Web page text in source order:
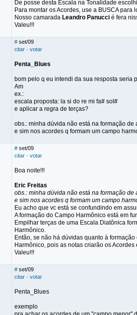
De posse desta Escala na Tonalidade
Para montar os Acordes, use a BUSCA
Nosso camarada Leandro Panucci é fera
Valeu!!!
# set/09
citar · votar
Penta_Blues
bom pelo q eu intendi da sua resposta seria
Am
ex.:
escala proposta: la si do re mi fa# sol#
e aplicar a regra de terças?
obs.: minha dúvida não está na formação de
e sim nos acordes q formam um campo
# set/09
citar · votar
Boa noite!!!
Eric Freitas
obs.: minha dúvida não está na formação de
e sim nos acordes q formam um campo
Eu acho que vc está se confundindo em
A formação do Campo Harmônico está em
Empilhar terças de uma Escala Diatônica
Harmônico.
Então, se não há dúvidas quanto à
Harmônico, pois as notas criarão os
Valeu!!!
# set/09
citar · votar
Penta_Blues
exemplo